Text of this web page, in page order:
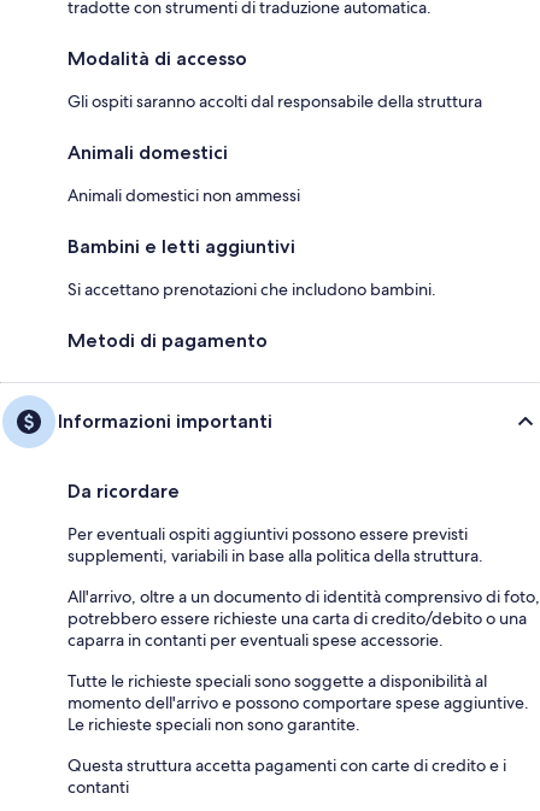
tradotte con strumenti di traduzione automatica.
Modalità di accesso
Gli ospiti saranno accolti dal responsabile della struttura
Animali domestici
Animali domestici non ammessi
Bambini e letti aggiuntivi
Si accettano prenotazioni che includono bambini.
Metodi di pagamento
Informazioni importanti
Da ricordare
Per eventuali ospiti aggiuntivi possono essere previsti
supplementi, variabili in base alla politica della struttura.
All'arrivo, oltre a un documento di identità comprensivo di foto,
potrebbero essere richieste una carta di credito/debito o una
caparra in contanti per eventuali spese accessorie.
Tutte le richieste speciali sono soggette a disponibilità al
momento dell'arrivo e possono comportare spese aggiuntive.
Le richieste speciali non sono garantite.
Questa struttura accetta pagamenti con carte di credito e i
contanti